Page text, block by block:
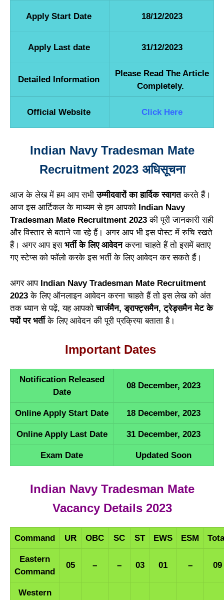
Apply Start Date 18/12/2023
Apply Last date 31/12/2023
Detailed Information
Please Read The Article
Completely.
Official Website Click Here
Indian Navy Tradesman Mate
Recruitment 2023 अधिसूचना
आज के लेख में हम आप सभीउम्मीदवारों का हार्दिक स्वागतकरते हैं।
आज इस आर्टिकल के माध्यम से हम आपको Indian Navy
Tradesman Mate Recruitment 2023 की पूरी जानकारी सही
और विस्तार से बताने जा रहे हैं। अगर आप भी इस पोस्ट में रुचि रखते
हैं। अगर आप इस भर्ती के लिए आवेदनकरना चाहते हैं तो इसमें बताए
गए स्टेप्स को फॉलो करके इस भर्ती के लिए आवेदन कर सकते हैं।
अगर आप Indian Navy Tradesman Mate Recruitment
2023 के लिए ऑनलाइन आवेदन करना चाहते हैं तो इस लेख को अंत
तक ध्यान से पढ़ें, यह आपको चार्जमैन, ड्राफ्ट्समैन, ट्रेड्समैन मेट के
पदों पर भर्तीके लिए आवेदन की पूरी प्रक्रिया बताता है।
Important Dates
Notification Released
Date
08 December, 2023
Online Apply Start Date 18 December, 2023
Online Apply Last Date 31 December, 2023
Exam Date Updated Soon
Indian Navy Tradesman Mate
Vacancy Details 2023
Command UR OBC SC ST EWS ESM
Eastern
Command
05 – – 03 01 – 09
Western